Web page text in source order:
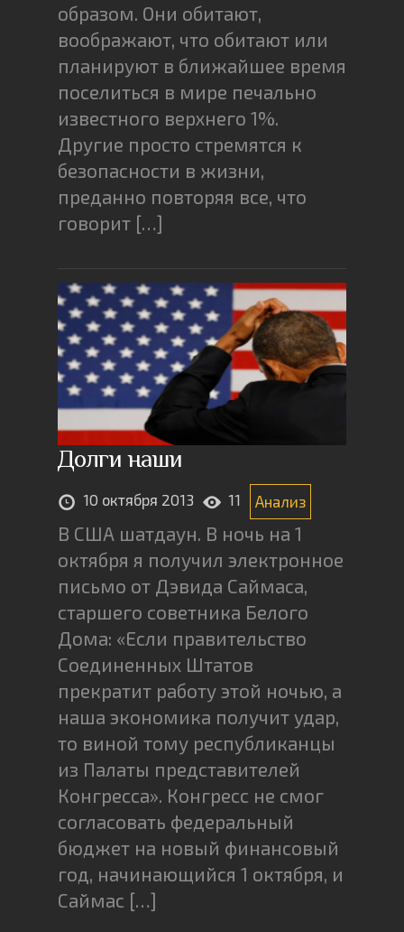
образом. Они обитают,
воображают, что обитают или
планируют в ближайшее время
поселиться в мире печально
известного верхнего 1%.
Другие просто стремятся к
безопасности в жизни,
преданно повторяя все, что
говорит […]
Долги наши
10 октября 2013 11 Анализ
В США шатдаун. В ночь на 1
октября я получил электронное
письмо от Дэвида Саймаса,
старшего советника Белого
Дома: «Если правительство
Соединенных Штатов
прекратит работу этой ночью, а
наша экономика получит удар,
то виной тому республиканцы
из Палаты представителей
Конгресса». Конгресс не смог
согласовать федеральный
бюджет на новый финансовый
год, начинающийся 1 октября, и
Саймас […]